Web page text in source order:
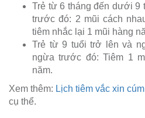
Trẻ từ 6 tháng đến dưới
trước đó: 2 mũi cách
tiêm nhắc lại 1 mũi hàng
Trẻ từ 9 tuổi trở lên và
ngừa trước đó: Tiêm 1
năm.
Xem thêm: Lịch tiêm vắc xin cúm
cụ thể.